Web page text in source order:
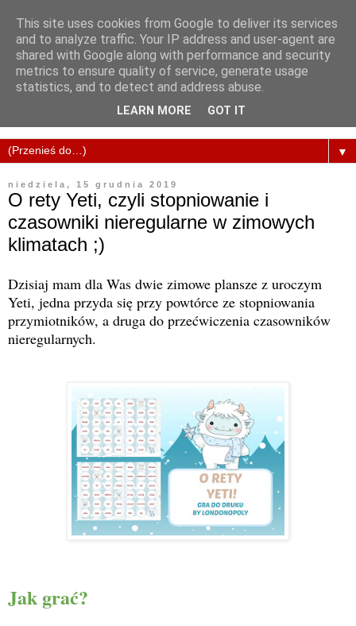
▼
niedziela, 15 grudnia 2019
O rety Yeti, czyli stopniowanie i
czasowniki nieregularne w zimowych
klimatach ;)
Dzisiaj mam dla Was dwie zimowe plansze z uroczym
Yeti, jedna przyda się przy powtórce ze stopniowania
przymiotników, a druga do przećwiczenia czasowników
nieregularnych.
Jak grać?
This site uses cookies from Google to deliver its services
and to analyze traffic. Your IP address and user-agent are
shared with Google along with performance and security
metrics to ensure quality of service, generate usage
statistics, and to detect and address abuse.
LEARN MORE GOT IT